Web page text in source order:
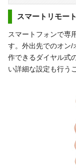
スマートリモー
スマートフォンで専
す。外出先でのオン/
作できるダイヤル式
い詳細な設定も行う